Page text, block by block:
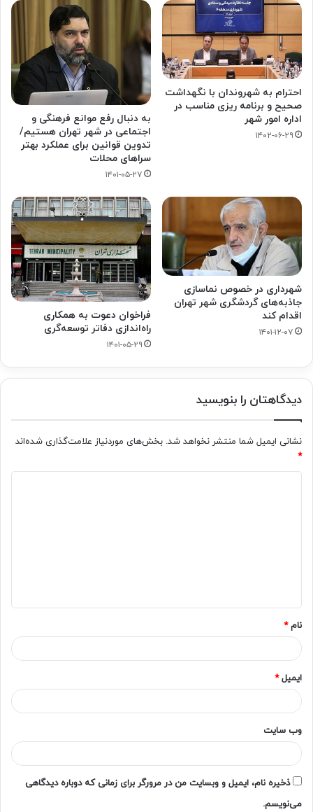
احترام به شهروندان با نگهداشت
صحیح و برنامه ریزی مناسب در
اداره امور شهر
۱۴۰۲-۰۶-۲۹
به دنبال رفع موانع فرهنگی و
اجتماعی در شهر تهران هستیم/
تدوین قوانین برای عملکرد بهتر
سراهای محلات
۱۴۰۱-۰۵-۲۷
شهرداری در خصوص نماسازی
جاذبه‌های گردشگری شهر تهران
اقدام کند
۱۴۰۱-۱۲-۰۷
فراخوان دعوت به همکاری
راه‌اندازی دفاتر توسعه‌گری
۱۴۰۱-۰۵-۲۹
دیدگاهتان را بنویسید
نشانی ایمیل شما منتشر نخواهد شد. بخش‌های موردنیاز علامت‌گذاری شده‌اند
*
*
نام*
ایمیل*
وب‌ سایت
ذخیره نام، ایمیل و وبسایت من در مرورگر برای زمانی که دوباره دیدگاهی
می‌نویسم.